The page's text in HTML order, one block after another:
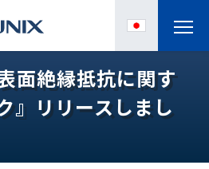
面絶縁抵抗に関す
』リリースしまし